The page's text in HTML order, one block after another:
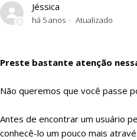
Aviso sobre oportunistas
Jéssica
há 5 anos Atualizado
Preste bastante atenção
Não queremos que você passe
Antes de encontrar um usuário
conhecê-lo um pouco mais